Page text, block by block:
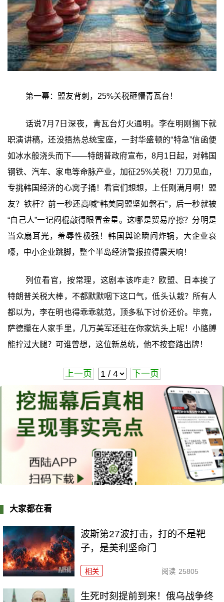
第一幕：盟友背刺，25%关税砸懵青瓦台！
话说7月7日深夜，青瓦台灯火通明。李在明刚搁下就
职演讲稿，还没捂热总统宝座，一封华盛顿的“特急”信函便
如冰水般浇头而下——特朗普政府宣布，8月1日起，对韩国
钢铁、汽车、家电等命脉产业，加征25%关税！刀刀见血，
专挑韩国经济的心窝子捅！看官们想想，上任刚满月啊！盟
友？铁杆？前一秒还高喊“韩美同盟坚如磐石”，后一秒就被
“自己人”一记闷棍敲得眼冒金星。这哪是贸易摩擦？分明是
当众扇耳光，羞辱性极强！韩国舆论瞬间炸锅，大企业哀
嚎，中小企业跳脚，整个半岛经济警报拉得震天响！
列位看官，按常理，这剧本该咋走？欧盟、日本挨了
特朗普关税大棒，不都默默咽下这口气，低头认栽？所有人
都以为，李在明也得乖乖就范，顶多私下讨价还价。毕竟，
萨德攥在人家手里，几万美军还驻在你家炕头上呢！小胳膊
能拧过大腿？可谁曾想，这位新总统，他不按套路出牌！
上一页 下一页
大家都在看
波斯第27波打击，打的不是靶
子，是美利坚命门
相关 阅读 25805
生死时刻提前到来！俄乌战争终